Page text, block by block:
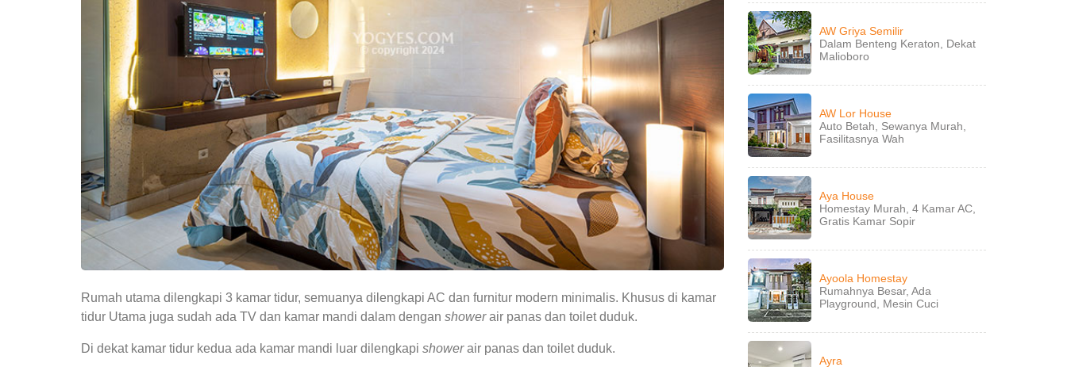
Rumah utama dilengkapi 3 kamar tidur, semuanya dilengkapi AC dan furnitur modern minimalis. Khusus di kamar
tidur Utama juga sudah ada TV dan kamar mandi dalam dengan showerair panas dan toilet duduk.
Di dekat kamar tidur kedua ada kamar mandi luar dilengkapi showerair panas dan toilet duduk.
AW Griya Semilir
Dalam Benteng Keraton, Dekat
Malioboro
AW Lor House
Auto Betah, Sewanya Murah,
Fasilitasnya Wah
Aya House
Homestay Murah, 4 Kamar AC,
Gratis Kamar Sopir
Ayoola Homestay
Rumahnya Besar, Ada
Playground, Mesin Cuci
Ayra